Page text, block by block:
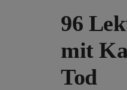
96
mit
Tod